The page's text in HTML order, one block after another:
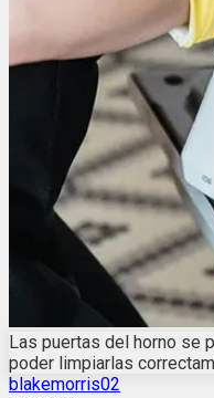
Las puertas del horno se
poder limpiarlas
blakemorris02